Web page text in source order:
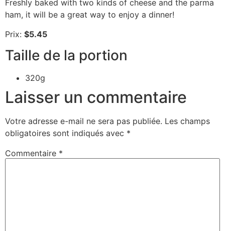
Freshly baked with two kinds of cheese and the parma
ham, it will be a great way to enjoy a dinner!
Prix: $5.45
Taille de la portion
320g
Laisser un commentaire
Votre adresse e-mail ne sera pas publiée. Les champs
obligatoires sont indiqués avec *
Commentaire *